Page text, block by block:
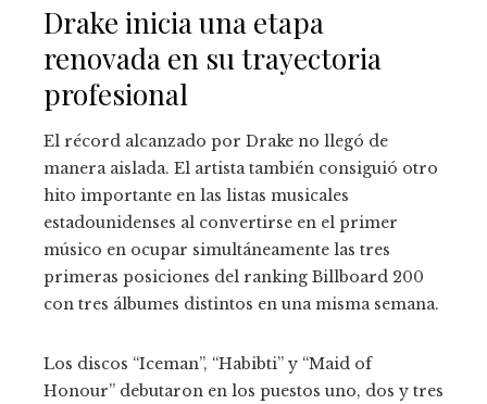
Drake inicia una etapa
renovada en su trayectoria
profesional
El récord alcanzado por Drake no llegó de
manera aislada. El artista también consiguió otro
hito importante en las listas musicales
estadounidenses al convertirse en el primer
músico en ocupar simultáneamente las tres
primeras posiciones del ranking Billboard 200
con tres álbumes distintos en una misma semana.
Los discos “Iceman”, “Habibti” y “Maid of
Honour” debutaron en los puestos uno, dos y tres